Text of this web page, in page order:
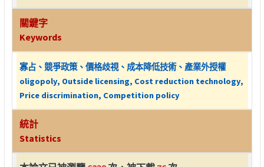
關鍵字
Keywords
寡占、競爭政策、價格歧視、成本降低技術、產業外授權
oligopoly, Outside licensing, Cost reduction technology,
Price discrimination, Competition policy
統計
Statistics